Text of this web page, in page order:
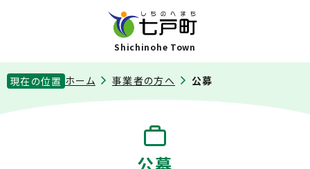
Shichinohe Town
現在の位置 ホーム 事業者の方へ 公募
公募